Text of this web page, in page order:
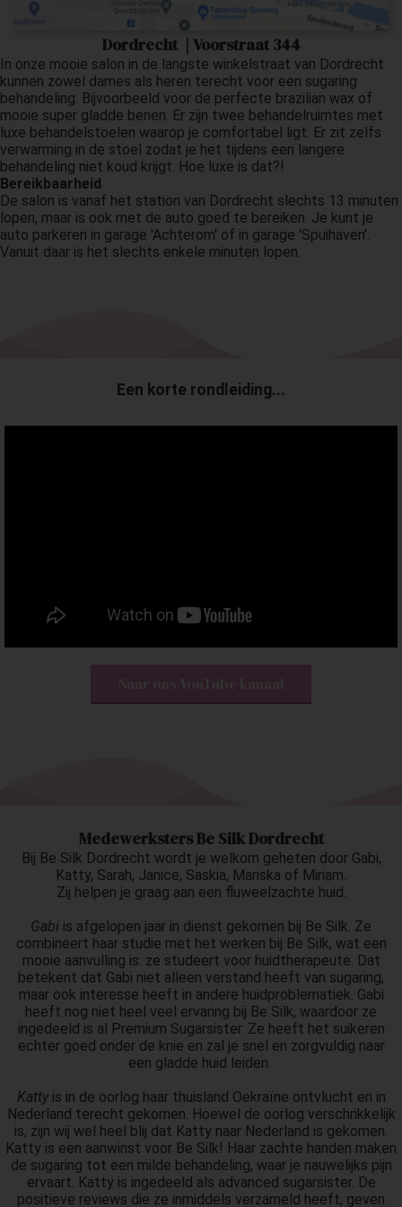
Dordrecht | Voorstraat 344
In onze mooie salon in de langste winkelstraat van Dordrecht
kunnen zowel dames als heren terecht voor een sugaring
behandeling. Bijvoorbeeld voor de perfecte brazilian wax of
mooie super gladde benen. Er zijn twee behandelruimtes met
luxe behandelstoelen waarop je comfortabel ligt. Er zit zelfs
verwarming in de stoel zodat je het tijdens een langere
behandeling niet koud krijgt. Hoe luxe is dat?!
Bereikbaarheid
De salon is vanaf het station van Dordrecht slechts 13 minuten
lopen, maar is ook met de auto goed te bereiken. Je kunt je
auto parkeren in garage 'Achterom' of in garage 'Spuihaven'.
Vanuit daar is het slechts enkele minuten lopen.
Een korte rondleiding...
Medewerksters Be Silk Dordrecht
Bij Be Silk Dordrecht wordt je welkom geheten door Gabi,
Katty, Sarah, Janice, Saskia, Mariska of Miriam.
Zij helpen je graag aan een fluweelzachte huid.
Gabi is afgelopen jaar in dienst gekomen bij Be Silk. Ze
combineert haar studie met het werken bij Be Silk, wat een
mooie aanvulling is: ze studeert voor huidtherapeute. Dat
betekent dat Gabi niet alleen verstand heeft van sugaring,
maar ook interesse heeft in andere huidproblematiek. Gabi
heeft nog niet heel veel ervaring bij Be Silk, waardoor ze
ingedeeld is al Premium Sugarsister. Ze heeft het suikeren
echter goed onder de knie en zal je snel en zorgvuldig naar
een gladde huid leiden.
Kattyis in de oorlog haar thuisland Oekraïne ontvlucht en in
Nederland terecht gekomen. Hoewel de oorlog verschrikkelijk
is, zijn wij wel heel blij dat Katty naar Nederland is gekomen.
Katty is een aanwinst voor Be Silk! Haar zachte handen maken
de sugaring tot een milde behandeling, waar je nauwelijks pijn
ervaart. Katty is ingedeeld als advanced sugarsister. De
positieve reviews die ze inmiddels verzameld heeft, geven
de
website-
van